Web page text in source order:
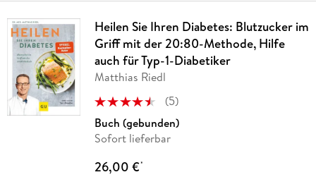
Heilen Sie Ihren Diabetes: Blutzucker im
Griff mit der 20:80-Methode, Hilfe
auch für Typ-1-Diabetiker
Matthias Riedl
(5)
Buch (gebunden)
Sofort lieferbar
26,00 €*